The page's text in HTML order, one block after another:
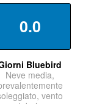
0.0
Bluebird
Neve media,
vento